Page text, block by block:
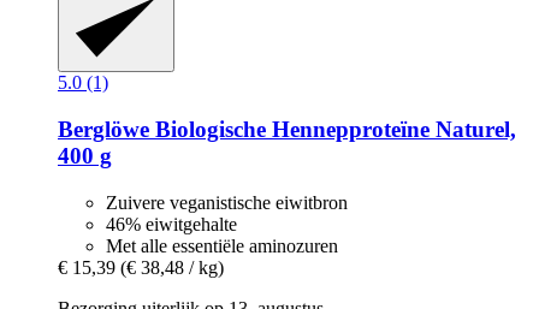
5.0 (1)
Berglöwe Biologische Hennepproteïne Naturel,
400 g
Zuivere veganistische eiwitbron
46% eiwitgehalte
Met alle essentiële aminozuren
€ 15,39 (€ 38,48 / kg)